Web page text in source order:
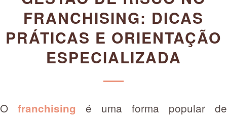
FRANCHISING: DICAS
PRÁTICAS E ORIENTAÇÃO
ESPECIALIZADA
O franchising é uma forma popular de